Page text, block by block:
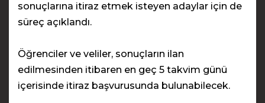
sonuçlarına itiraz etmek isteyen adaylar için de
süreç açıklandı.
Öğrenciler ve veliler, sonuçların ilan
edilmesinden itibaren en geç 5 takvim günü
içerisinde itiraz başvurusunda bulunabilecek.